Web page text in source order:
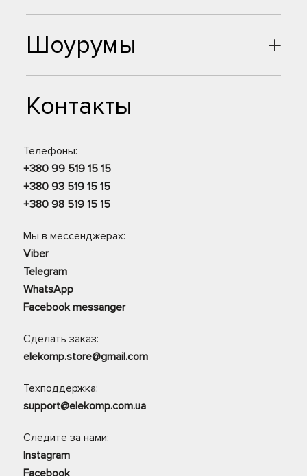
Шоурумы
Контакты
Телефоны:
+380 99 519 15 15
+380 93 519 15 15
+380 98 519 15 15
Мы в мессенджерах:
Viber
Telegram
WhatsApp
Facebook messanger
Сделать заказ:
elekomp.store@gmail.com
Техподдержка:
support@elekomp.com.ua
Следите за нами:
Instagram
Facebook